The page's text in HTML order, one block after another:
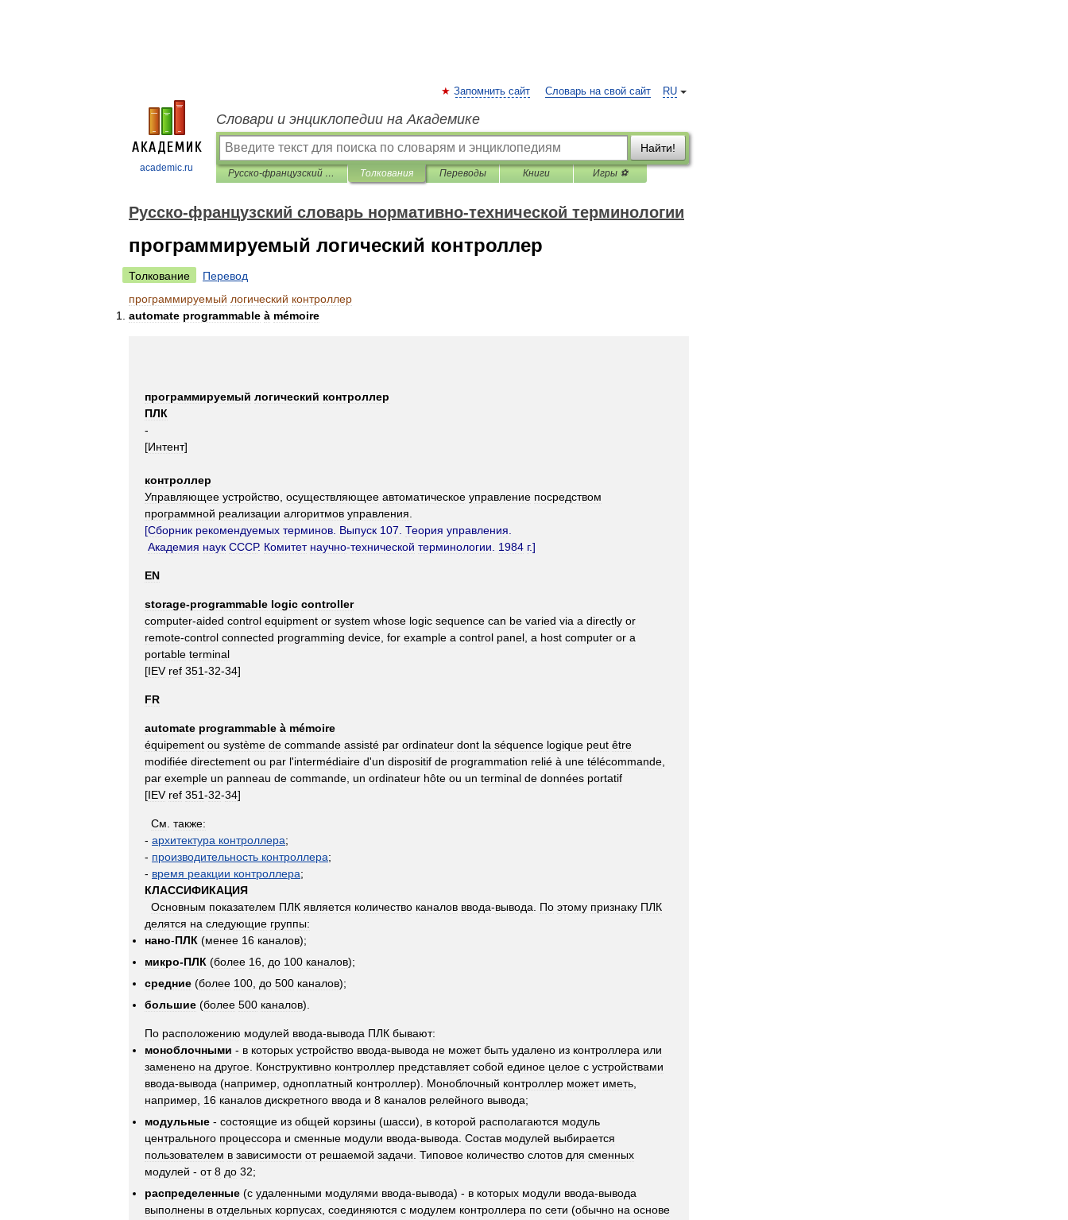
academic.ru
RU
Запомнить сайт Словарь на свой сайт
Словари и энциклопедии на Академике
Найти!
Русско-французский словарь нормативно-технической терминологии Толкования Переводы Книги Игры ⚽
Русско-французский словарь нормативно-технической терминологии
программируемый логический контроллер
Толкование
Перевод
программируемый логический контроллер
automate programmable à mémoire
программируемый логический контроллер
ПЛК
-
[Интент]
контроллер
Управляющее устройство осуществляющее автоматическое управление посредством
программной реализации алгоритмов управления
[Сборник рекомендуемых терминов Выпуск 107 Теория управления
Академия наук СССР. Комитет научно-технической терминологии 1984 г.]
EN
storage-programmable logic controller
computer-aided control equipment or system whose logic sequence can be varied via a directly or
remote-control connected programming device for example a control panel a host computer or a
portable terminal
[IEV ref 351-32-34]
FR
automate programmable à mémoire
équipement ou système de commande assisté par ordinateur dont la séquence logique peut être
modifiée directement ou par l'intermédiaire d'un dispositif de programmation relié à une télécommande
par exemple un panneau de commande un ordinateur hôte ou un terminal de données portatif
[IEV ref 351-32-34]
См также:
- архитектура контроллера;
- производительность контроллера;
- время реакции контроллера;
КЛАССИФИКАЦИЯ
Основным показателем ПЛК является количество каналов ввода-вывода По этому признаку ПЛК
делятся на следующие группы:
нано-ПЛК (менее 16 каналов);
микро-ПЛК (более 16 до 100 каналов);
средние (более 100 до 500 каналов);
большие (более 500 каналов).
По расположению модулей ввода-вывода ПЛК бывают:
моноблочными - в которых устройство ввода-вывода не может быть удалено из контроллера или
заменено на другое Конструктивно контроллер представляет собой единое целое с устройствами
ввода-вывода (например одноплатный контроллер). Моноблочный контроллер может иметь
например 16 каналов дискретного ввода и 8 каналов релейного вывода;
модульные - состоящие из общей корзины (шасси), в которой располагаются модуль
центрального процессора и сменные модули ввода-вывода Состав модулей выбирается
пользователем в зависимости от решаемой задачи Типовое количество слотов для сменных
модулей - от 8 до 32;
распределенные (с удаленными модулями ввода-вывода) - в которых модули ввода-вывода
выполнены в отдельных корпусах соединяются с модулем контроллера по сети (обычно на основе